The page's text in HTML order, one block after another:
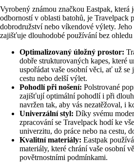
Vyrobený známou značkou Eastpak, která
odborností v oblasti batohů, je Travelpack
dobrodružství nebo víkendové výlety.
zajišťuje dlouhodobé používání bez
Optimalizovaný úložný prostor:
dobře strukturovaných kapes, které
uspořádat vaše osobní věci, ať už
cestu nebo delší výlet.
Pohodlí při nošení: Polstrované
zajišťují optimální pohodlí i při
navržen tak, aby vás nezatěžoval, i
Univerzální styl: Díky svému
zpracování se Travelpack hodí ke
univerzitu, do práce nebo na cestu,
Kvalitní materiály: Eastpak
materiály, které chrání vaše osobní
povětrnostními podmínkami.